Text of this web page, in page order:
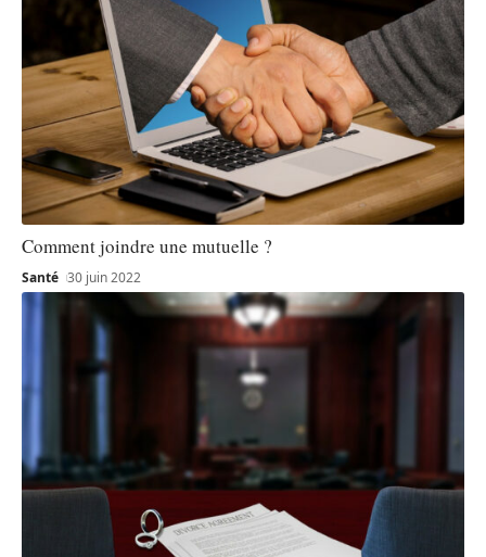
Comment joindre une mutuelle ?
Santé 30 juin 2022